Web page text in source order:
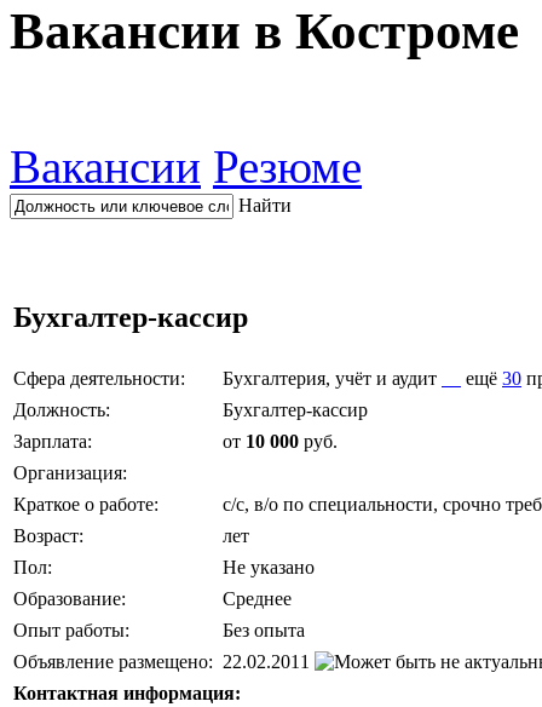
Вакансии в Костроме
Вакансии Резюме
Найти
Бухгалтер-кассир
Сфера деятельности: Бухгалтерия, учёт и аудит ещё 30
Должность:
Бухгалтер-кассир
Зарплата:
от 10 000 руб.
Организация:
Краткое о работе:
с/с, в/о по специальности, срочно
Возраст:
лет
Пол:
Не указано
Образование:
Среднее
Опыт работы:
Без опыта
Объявление размещено: 22.02.2011
Контактная информация: